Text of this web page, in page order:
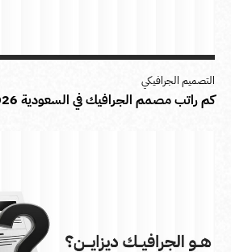
التصميم الجرافيكي
كم راتب مصمم الجرافيك في السعودية 2026؟